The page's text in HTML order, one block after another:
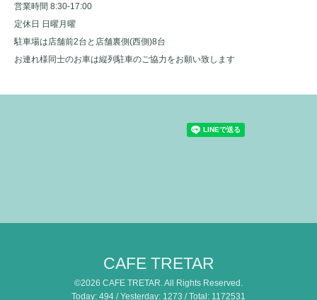
営業時間 8:30-17:00
定休日 日曜月曜
駐車場は店舗前2台と店舗裏側(西側)8台
お連れ様同士のお車は縦列駐車のご協力をお願い致します
CAFE TRETAR
©2026 CAFE TRETAR . All Rights Reserved.
Today: 494 / Yesterday: 1273 / Total: 1172531